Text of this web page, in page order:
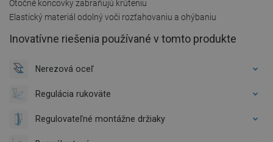
Otočné koncovky zabraňujú krúteniu
Elastický materiál odolný voči rozťahovaniu a ohýbaniu
Inovatívne riešenia používané v tomto produkte
Nerezová oceľ
Regulácia rukoväte
Regulovateľné montážne držiaky